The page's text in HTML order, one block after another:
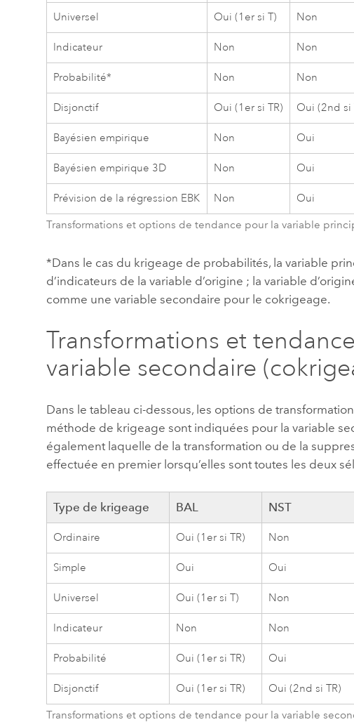
Universel Oui (1er si T) Non
Indicateur Non Non
Probabilité* Non Non
Disjonctif Oui (1er si TR) Oui (2nd si
Bayésien empirique Non Oui
Bayésien empirique 3D Non Oui
Prévision de la régression EBK Non Oui
Transformations et options de tendance pour la variable
*Dans le cas du krigeage de probabilités, la variable
d’indicateurs de la variable d’origine ; la variable
comme une variable secondaire pour le cokrigeage.
Transformations et
variable secondaire
Dans le tableau ci-dessous, les options de
méthode de krigeage sont indiquées pour la variable
également laquelle de la transformation ou de la
effectuée en premier lorsqu’elles sont toutes les deux
Type de krigeage BAL NST
Ordinaire Oui (1er si TR) Non
Simple Oui Oui
Universel Oui (1er si T) Non
Indicateur Non Non
Probabilité Oui (1er si TR) Oui
Disjonctif Oui (1er si TR) Oui (2nd si TR)
Transformations et options de tendance pour la variable